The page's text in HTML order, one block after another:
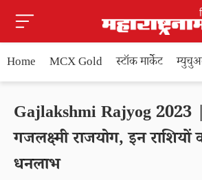
Home MCX Gold स्टॉक मार्केट
Gajlakshmi Rajyog 2023
गजलक्ष्मी राजयोग, इन राशियों
धनलाभ